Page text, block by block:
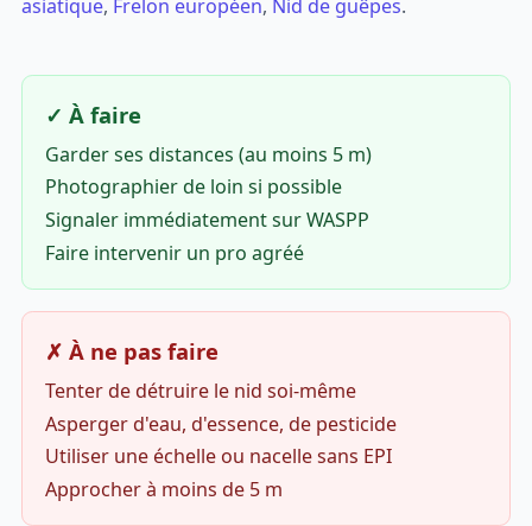
asiatique, Frelon européen, Nid de guêpes.
✓ À faire
Garder ses distances (au moins 5 m)
Photographier de loin si possible
Signaler immédiatement sur WASPP
Faire intervenir un pro agréé
✗ À ne pas faire
Tenter de détruire le nid soi-même
Asperger d'eau, d'essence, de pesticide
Utiliser une échelle ou nacelle sans EPI
Approcher à moins de 5 m